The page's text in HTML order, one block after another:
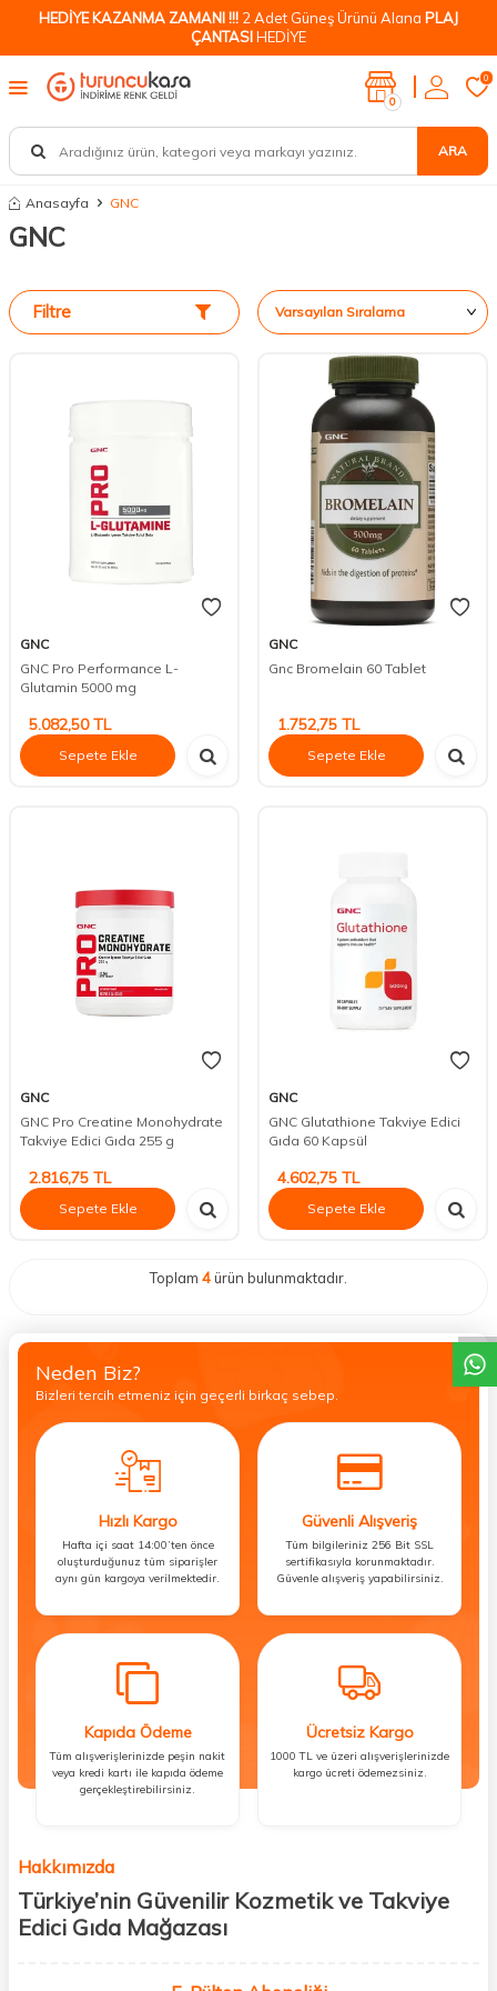
HEDİYE KAZANMA ZAMANI !!! 2 Adet Güneş Ürünü Alana PLAJ
ÇANTASIHEDİYE
ARA
0
0
Anasayfa GNC
GNC
Filtre
GNC
GNC Pro Performance L-
Glutamin 5000 mg
5.082,50TL
Sepete Ekle
GNC
Gnc Bromelain 60 Tablet
1.752,75 TL
Sepete Ekle
GNC
GNC Pro Creatine Monohydrate
Takviye Edici Gıda 255 g
2.816,75 TL
Sepete Ekle
GNC
GNC Glutathione Takviye Edici
Gıda 60 Kapsül
4.602,75 TL
Sepete Ekle
Toplam 4ürün bulunmaktadır.
Neden Biz?
Bizleri tercih etmeniz için geçerli birkaç sebep.
Hızlı Kargo
Hafta içi saat 14:00’ten önce
oluşturduğunuz tüm siparişler
aynı gün kargoya verilmektedir.
Güvenli Alışveriş
Tüm bilgileriniz 256 Bit SSL
sertifikasıyla korunmaktadır.
Güvenle alışveriş yapabilirsiniz.
Kapıda Ödeme
Tüm alışverişlerinizde peşin nakit
veya kredi kartı ile kapıda ödeme
gerçekleştirebilirsiniz.
Ücretsiz Kargo
1000 TL ve üzeri alışverişlerinizde
kargo ücreti ödemezsiniz.
Hakkımızda
Türkiye’nin Güvenilir Kozmetik ve Takviye
Edici Gıda Mağazası
kişisel bakım hem de takviye edici gıda ürünlerini sizlerle